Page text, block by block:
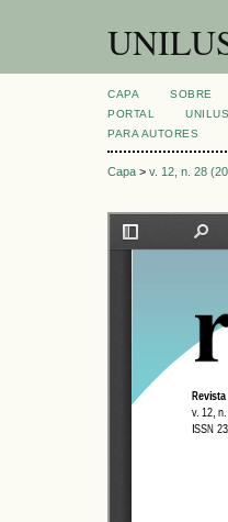
CAPA SOBRE
PORTAL
UNILUS
PARA AUTORES
Capa > v. 12, n. 28